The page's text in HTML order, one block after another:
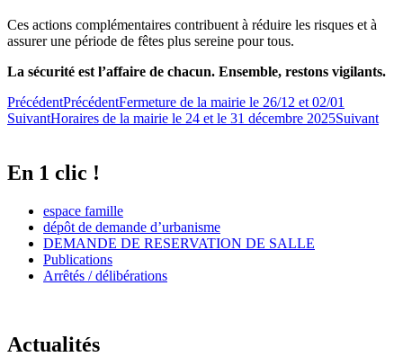
Ces actions complémentaires contribuent à réduire les risques et à
assurer une période de fêtes plus sereine pour tous.
La sécurité est l’affaire de chacun. Ensemble, restons vigilants.
PrécédentPrécédentFermeture de la mairie le 26/12 et 02/01
SuivantHoraires de la mairie le 24 et le 31 décembre 2025Suivant
En 1 clic !
espace famille
dépôt de demande d’urbanisme
DEMANDE DE RESERVATION DE SALLE
Publications
Arrêtés / délibérations
Actualités